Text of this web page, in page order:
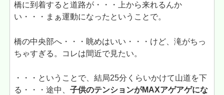
橋に到着すると道路が・・・上から来れるんか
い・・・まぁ運動になったということで。
橋の中央部へ・・・眺めはいい・・・けど、滝がちっ
ちゃすぎる。コレは間近で見たい。
・・・ということで、結局25分くらいかけて山道を下
る・・・途中、子供のテンションがMAXアゲアゲにな